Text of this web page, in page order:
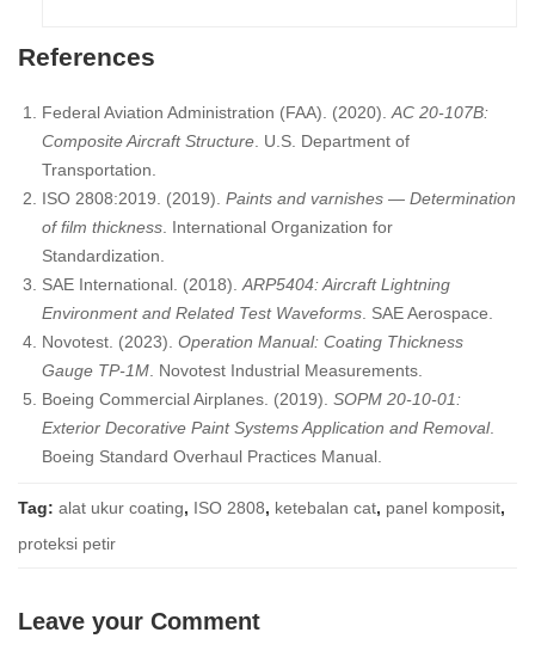
References
Federal Aviation Administration (FAA). (2020). AC 20-107B:
Composite Aircraft Structure . U.S. Department of
Transportation.
ISO 2808:2019. (2019). Paints and varnishes — Determination
of film thickness . International Organization for
Standardization.
SAE International. (2018). ARP5404: Aircraft Lightning
Environment and Related Test Waveforms . SAE Aerospace.
Novotest. (2023). Operation Manual: Coating Thickness
Gauge TP-1M . Novotest Industrial Measurements.
Boeing Commercial Airplanes. (2019). SOPM 20-10-01:
Exterior Decorative Paint Systems Application and Removal.
Boeing Standard Overhaul Practices Manual.
Tag: alat ukur coating, ISO 2808, ketebalan cat, panel komposit,
proteksi petir
Leave your Comment